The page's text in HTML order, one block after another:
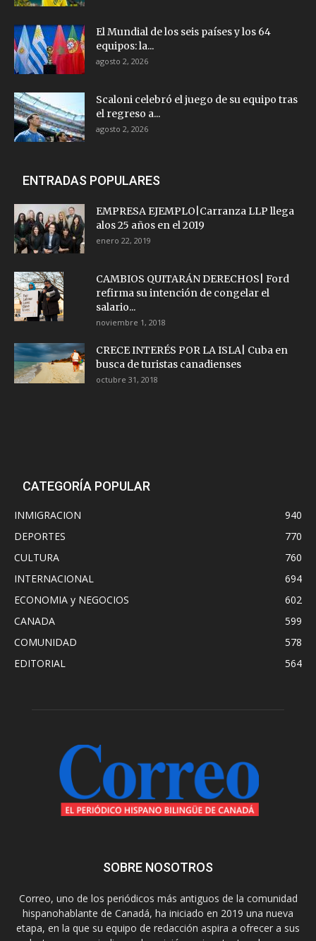
El Mundial de los seis países y los 64
equipos: la...
agosto 2, 2026
Scaloni celebró el juego de su equipo tras
el regreso a...
agosto 2, 2026
ENTRADAS POPULARES
EMPRESA EJEMPLO|Carranza LLP llega
alos 25 años en el 2019
enero 22, 2019
CAMBIOS QUITARÁN DERECHOS| Ford
refirma su intención de congelar el
salario...
noviembre 1, 2018
CRECE INTERÉS POR LA ISLA| Cuba en
busca de turistas canadienses
octubre 31, 2018
CATEGORÍA POPULAR
INMIGRACION
940
DEPORTES
770
CULTURA
760
INTERNACIONAL
694
ECONOMIA y NEGOCIOS
602
CANADA
599
COMUNIDAD
578
EDITORIAL
564
SOBRE NOSOTROS
Correo, uno de los periódicos más antiguos de la comunidad
hispanohablante de Canadá, ha iniciado en 2019 una nueva
etapa, en la que su equipo de redacción aspira a ofrecer a sus